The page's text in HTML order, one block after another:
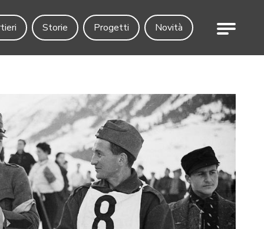
Storie Progetti Novità Menu